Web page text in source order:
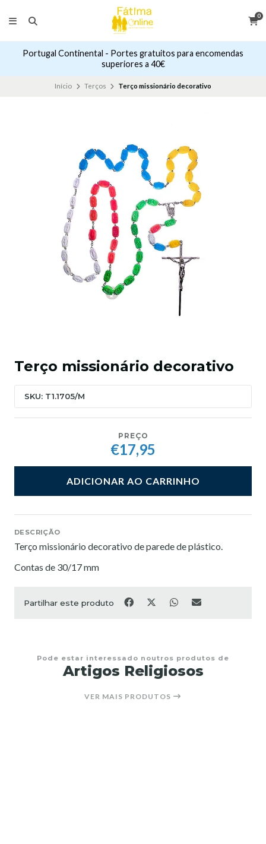
0
Portugal Continental - Portes gratuitos para encomendas
superiores a 40€
Início Terços Terço missionário decorativo
Terço missionário decorativo
SKU: T1.1705/M
PREÇO
€17,95
ADICIONAR AO CARRINHO
DESCRIÇÃO
Terço missionário decorativo de parede de plástico.
Contas de 30/17 mm
Partilhar este produto
Pode estar interessado noutros produtos de
Artigos Religiosos
VER MAIS PRODUTOS